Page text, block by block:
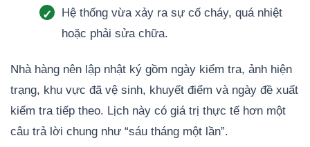
Hệ thống vừa xảy ra sự cố cháy, quá nhiệt
hoặc phải sửa chữa.
Nhà hàng nên lập nhật ký gồm ngày kiểm tra, ảnh hiện
trạng, khu vực đã vệ sinh, khuyết điểm và ngày đề xuất
kiểm tra tiếp theo. Lịch này có giá trị thực tế hơn một
câu trả lời chung như “sáu tháng một lần”.